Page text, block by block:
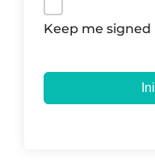
Contactos
Keep me signed